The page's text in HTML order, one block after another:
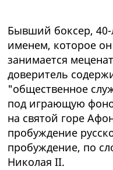
Бывший боксер, 40-
именем, которое
занимается
доверитель
"общественное
под играющую
на святой горе
пробуждение
пробуждение, по
Николая II.